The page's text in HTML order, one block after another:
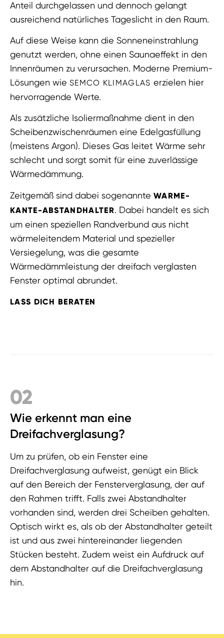
Anteil durchgelassen und dennoch gelangt
ausreichend natürliches Tageslicht in den Raum.
Auf diese Weise kann die Sonneneinstrahlung
genutzt werden, ohne einen Saunaeffekt in den
Innenräumen zu verursachen. Moderne Premium-
Lösungen wie SEMCO KLIMAGLAS erzielen hier
hervorragende Werte.
Als zusätzliche Isoliermaßnahme dient in den
Scheibenzwischenräumen eine Edelgasfüllung
(meistens Argon). Dieses Gas leitet Wärme sehr
schlecht und sorgt somit für eine zuverlässige
Wärmedämmung.
Zeitgemäß sind dabei sogenannte WARME-
KANTE-ABSTANDHALTER. Dabei handelt es sich
um einen speziellen Randverbund aus nicht
wärmeleitendem Material und spezieller
Versiegelung, was die gesamte
Wärmedämmleistung der dreifach verglasten
Fenster optimal abrundet.
LASS DICH BERATEN
02
Wie erkennt man eine
Dreifachverglasung?
Um zu prüfen, ob ein Fenster eine
Dreifachverglasung aufweist, genügt ein Blick
auf den Bereich der Fensterverglasung, der auf
den Rahmen trifft. Falls zwei Abstandhalter
vorhanden sind, werden drei Scheiben gehalten.
Optisch wirkt es, als ob der Abstandhalter geteilt
ist und aus zwei hintereinander liegenden
Stücken besteht. Zudem weist ein Aufdruck auf
dem Abstandhalter auf die Dreifachverglasung
hin.